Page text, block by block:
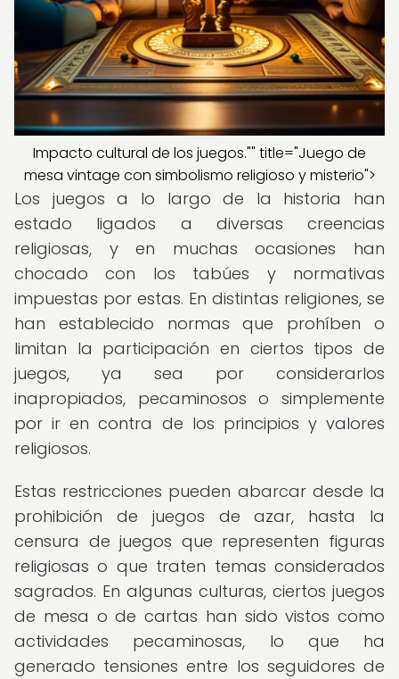
Impacto cultural de los juegos."" title="Juego de
mesa vintage con simbolismo religioso y misterio">
Los juegos a lo largo de la historia han
estado ligados a diversas creencias
religiosas, y en muchas ocasiones han
chocado con los tabúes y normativas
impuestas por estas. En distintas religiones, se
han establecido normas que prohíben o
limitan la participación en ciertos tipos de
juegos, ya sea por considerarlos
inapropiados, pecaminosos o simplemente
por ir en contra de los principios y valores
religiosos.
Estas restricciones pueden abarcar desde la
prohibición de juegos de azar, hasta la
censura de juegos que representen figuras
religiosas o que traten temas considerados
sagrados. En algunas culturas, ciertos juegos
de mesa o de cartas han sido vistos como
actividades pecaminosas, lo que ha
generado tensiones entre los seguidores de